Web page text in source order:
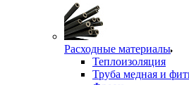
Расходные материалы
Теплоизоляция
Труба медная и